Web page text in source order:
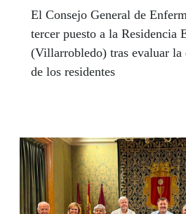
El Consejo General de
tercer puesto a la Residencia
(Villarrobledo) tras evaluar la
de los residentes